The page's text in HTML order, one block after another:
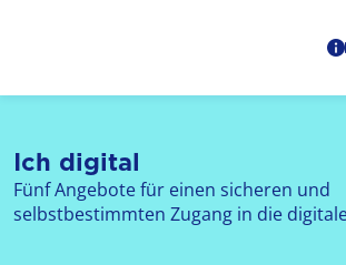
Logo: LPR Medienanstalt Hessen,
Ich digital
Fünf Angebote für einen sicheren und
selbstbestimmten Zugang in die